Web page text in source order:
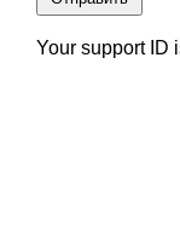
Your support ID